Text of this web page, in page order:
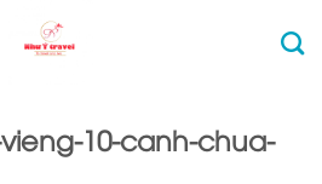
10-canh-chua-